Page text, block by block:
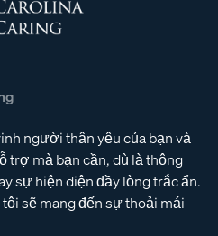
người thân yêu của bạn và
trợ mà bạn cần, dù là thông
sự hiện diện đầy lòng trắc ẩn.
sẽ mang đến sự thoải mái